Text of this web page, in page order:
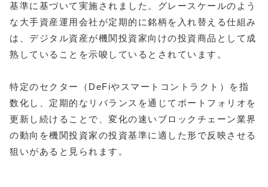
基準に基づいて実施されました。グレースケールのよう
な大手資産運用会社が定期的に銘柄を入れ替える仕組み
は、デジタル資産が機関投資家向けの投資商品として成
熟していることを示唆しているとされています。
特定のセクター（DeFiやスマートコントラクト）を指
数化し、定期的なリバランスを通じてポートフォリオを
更新し続けることで、変化の速いブロックチェーン業界
の動向を機関投資家の投資基準に適した形で反映させる
狙いがあると見られます。